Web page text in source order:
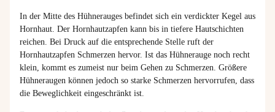
In der Mitte des Hühnerauges befindet sich ein verdickter Kegel aus
Hornhaut. Der Hornhautzapfen kann bis in tiefere Hautschichten
reichen. Bei Druck auf die entsprechende Stelle ruft der
Hornhautzapfen Schmerzen hervor. Ist das Hühnerauge noch recht
klein, kommt es zumeist nur beim Gehen zu Schmerzen. Größere
Hühneraugen können jedoch so starke Schmerzen hervorrufen, dass
die Beweglichkeit eingeschränkt ist.